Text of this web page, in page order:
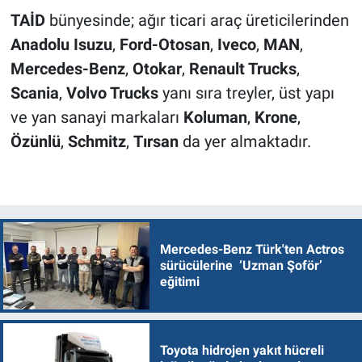
TAİDbünyesinde; ağır ticari araç üreticilerinden
Anadolu Isuzu, Ford-Otosan, Iveco, MAN,
Mercedes-Benz, Otokar, Renault Trucks,
Scania, Volvo Trucksyanı sıra treyler, üst yapı
ve yan sanayi markaları Koluman, Krone,
Özünlü, Schmitz, Tırsanda yer almaktadır.
Mercedes-Benz Türk'ten Actros
sürücülerine ‘Uzman Şoför’
eğitimi
Toyota hidrojen yakıt hücreli